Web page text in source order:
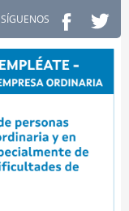
SÍGUENOS